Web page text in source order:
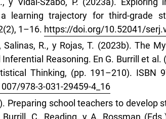
learning trajectory for third-grade
1–16. https://doi.org/10.52041/
Salinas, R., y Rojas, T. (2023b). The
Reasoning. En G. Burrill et al.
Thinking, (pp. 191–210). ISBN
978-3-031-29459-4_16
Preparing school teachers to develop
C. Reading, y A. Rossman